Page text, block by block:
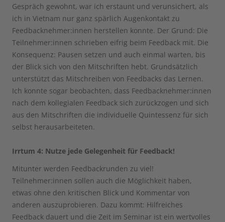
Gespräch gewohnt, war ich erstaunt und verunsichert, als
ich in Vietnam nur ganz spärlich Augenkontakt zu
Feedbacknehmer:innen herstellen konnte. Der Grund: Die
Teilnehmer:innen schrieben eifrig beim Feedback mit. Die
Konsequenz: Pausen setzen und auch einmal warten, bis
der Blick sich von den Mitschriften hebt. Grundsätzlich
unterstützt das Mitschreiben von Feedbacks das Lernen.
Ich konnte sogar beobachten, dass Feedbacknehmer:innen
nach dem kollegialen Feedback sich zurückzogen und sich
aus den Mitschriften die individuelle Quintessenz für sich
selbst herausarbeiteten.
Irrtum 4: Nutze jede Gelegenheit für Feedback!
Mitunter werden Feedbackrunden zu viel!
Teilnehmer:innen sollen auch die Möglichkeit haben,
etwas ohne den kritischen Blick und Kommentar von
anderen auszuprobieren. Dazu kommt: Hilfreiches
Feedback dauert und die Zeit im Seminar ist ein wertvolles